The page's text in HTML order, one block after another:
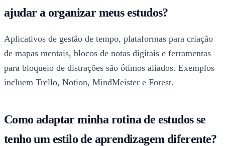
ajudar a organizar meus estudos?
Aplicativos de gestão de tempo, plataformas para criação
de mapas mentais, blocos de notas digitais e ferramentas
para bloqueio de distrações são ótimos aliados. Exemplos
incluem Trello, Notion, MindMeister e Forest.
Como adaptar minha rotina de estudos se
tenho um estilo de aprendizagem diferente?